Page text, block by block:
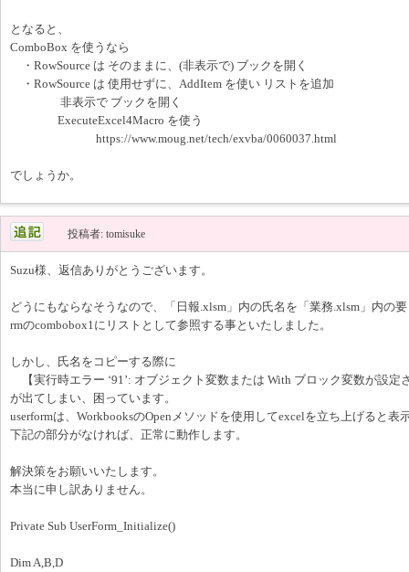
となると、
ComboBox を使うなら
・RowSource は そのままに、(非表示で) ブックを開く
・RowSource は 使用せずに、AddItem を使い リストを追加
非表示で ブックを開く
ExecuteExcel4Macro を使う
https://www.moug.net/tech/exvba/0060037.html
でしょうか。
投稿者: tomisuke
Suzu様、返信ありがとうございます。
どうにもならなそうなので、「日報.xlsm」内の氏名を「業務.xlsm」内の
rmのcombobox1にリストとして参照する事といたしました。
しかし、氏名をコピーする際に
【実行時エラー ‘91’: オブジェクト変数または With ブロック変数が設定
が出てしまい、困っています。
userformは、WorkbooksのOpenメソッドを使用してexcelを立ち上げると表
下記の部分がなければ、正常に動作します。
解決策をお願いいたします。
本当に申し訳ありません。
Private Sub UserForm_Initialize()
Dim A,B,D